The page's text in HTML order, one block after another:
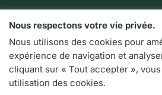
PAIEMENT 100% SÉCURISÉ
VISA MC CB
LIVRAISON RAPIDE
Colissimo · Chronopost
Nous respectons votre vie privée.
Nous utilisons des cookies pour
expérience de navigation et
cliquant sur « Tout accepter »,
utilisation des cookies.